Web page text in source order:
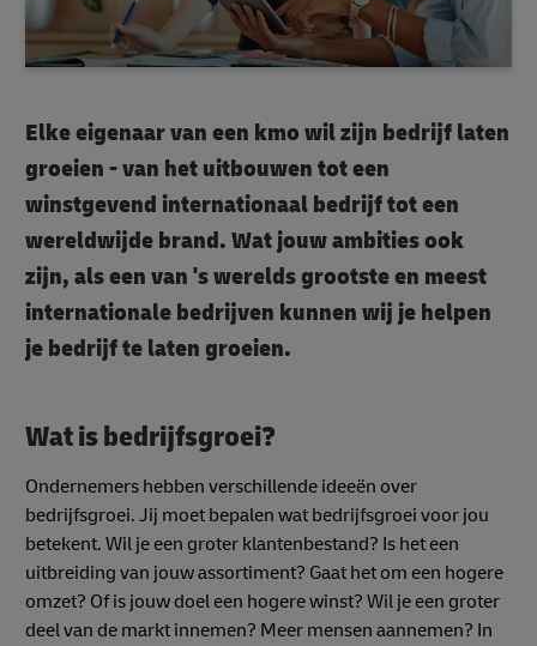
Elke eigenaar van een kmo wil zijn bedrijf laten
groeien - van het uitbouwen tot een
winstgevend internationaal bedrijf tot een
wereldwijde brand. Wat jouw ambities ook
zijn, als een van 's werelds grootste en meest
internationale bedrijven kunnen wij je helpen
je bedrijf te laten groeien.
Wat is bedrijfsgroei?
Ondernemers hebben verschillende ideeën over
bedrijfsgroei. Jij moet bepalen wat bedrijfsgroei voor jou
betekent. Wil je een groter klantenbestand? Is het een
uitbreiding van jouw assortiment? Gaat het om een hogere
omzet? Of is jouw doel een hogere winst? Wil je een groter
deel van de markt innemen? Meer mensen aannemen? In